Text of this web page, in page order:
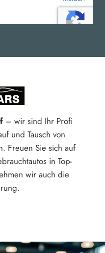
– wir sind Ihr Profi
und Tausch von
Freuen Sie sich auf
in Top-
wir auch die